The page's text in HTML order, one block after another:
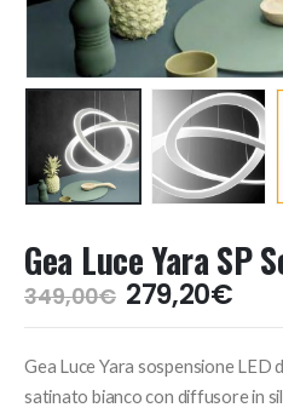
Gea Luce Yara SP
349,00€ Il
prezzo
era:
349,00€.
279,20€Il
è:
Gea Luce Yara sospensione LED
satinato bianco con diffusore in